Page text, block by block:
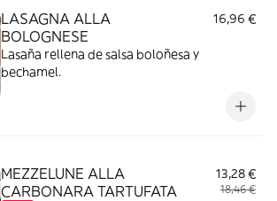
LASAGNA ALLA
BOLOGNESE
16,96 €
Lasaña rellena de salsa boloñesa y
bechamel.
MEZZELUNE ALLA
CARBONARA TARTUFATA
13,28 €
18,46 €